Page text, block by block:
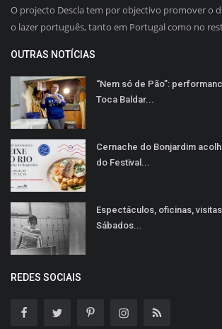
O projecto Descla tem por objectivo promover o
o lazer português, tanto em Portugal como no
OUTRAS NOTÍCIAS
“Nem só de Pão”:
Toca Baldar...
Cernache do Bonjardim
do Festival...
Espectáculos, oficinas,
Sábados...
REDES SOCIAIS